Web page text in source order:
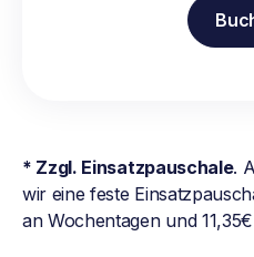
* Zzgl. Einsatzpauschale.
wir eine feste
an Wochentagen und